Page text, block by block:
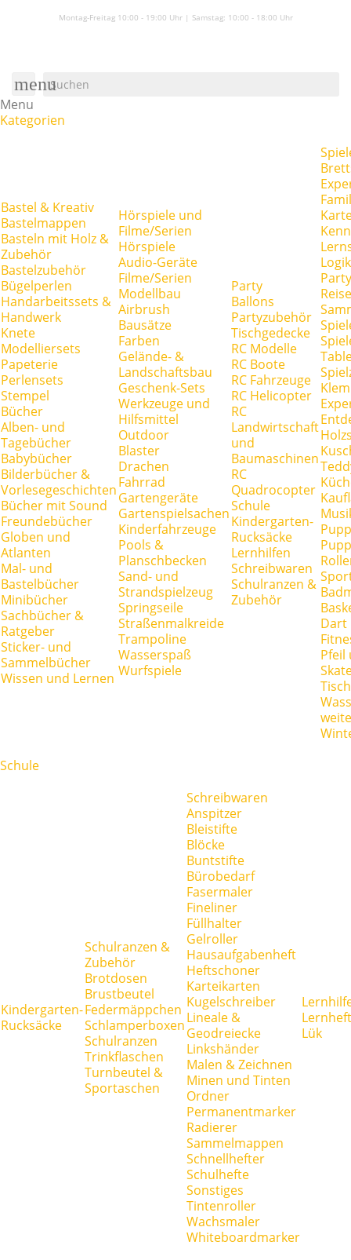
Montag-Freitag 10:00 - 19:00 Uhr | Samstag: 10:00 - 18:00 Uhr
menu
Menu
Kategorien
Bastel & Kreativ
Bastelmappen
Basteln mit Holz &
Zubehör
Bastelzubehör
Bügelperlen
Handarbeitssets &
Handwerk
Knete
Modelliersets
Papeterie
Perlensets
Stempel
Bücher
Alben- und
Tagebücher
Babybücher
Bilderbücher &
Vorlesegeschichten
Bücher mit Sound
Freundebücher
Globen und
Atlanten
Mal- und
Bastelbücher
Minibücher
Sachbücher &
Ratgeber
Sticker- und
Sammelbücher
Wissen und Lernen
Hörspiele und
Filme/Serien
Hörspiele
Audio-Geräte
Filme/Serien
Modellbau
Airbrush
Bausätze
Farben
Gelände- &
Landschaftsbau
Geschenk-Sets
Werkzeuge und
Hilfsmittel
Outdoor
Blaster
Drachen
Fahrrad
Gartengeräte
Gartenspielsachen
Kinderfahrzeuge
Pools &
Planschbecken
Sand- und
Strandspielzeug
Springseile
Straßenmalkreide
Trampoline
Wasserspaß
Wurfspiele
Party
Ballons
Partyzubehör
Tischgedecke
RC Modelle
RC Boote
RC Fahrzeuge
RC Helicopter
RC
Landwirtschaft
und
Baumaschinen
RC
Quadrocopter
Schule
Kindergarten-
Rucksäcke
Lernhilfen
Schreibwaren
Schulranzen &
Zubehör
Dart
Pfeil
Schule
Kindergarten-
Rucksäcke
Schulranzen &
Zubehör
Brotdosen
Brustbeutel
Federmäppchen
Schlamperboxen
Schulranzen
Trinkflaschen
Turnbeutel &
Sportaschen
Schreibwaren
Anspitzer
Bleistifte
Blöcke
Buntstifte
Bürobedarf
Fasermaler
Fineliner
Füllhalter
Gelroller
Hausaufgabenheft
Heftschoner
Karteikarten
Kugelschreiber
Lineale &
Geodreiecke
Linkshänder
Malen & Zeichnen
Minen und Tinten
Ordner
Permanentmarker
Radierer
Sammelmappen
Schnellhefter
Schulhefte
Sonstiges
Tintenroller
Wachsmaler
Whiteboardmarker
Lük